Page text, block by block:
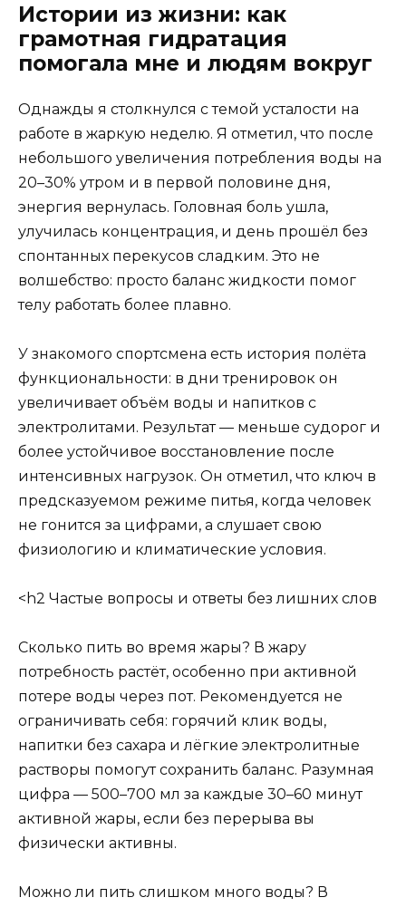
Истории из жизни: как
грамотная гидратация
помогала мне и людям вокруг
Однажды я столкнулся с темой усталости на
работе в жаркую неделю. Я отметил, что после
небольшого увеличения потребления воды на
20–30% утром и в первой половине дня,
энергия вернулась. Головная боль ушла,
улучилась концентрация, и день прошёл без
спонтанных перекусов сладким. Это не
волшебство: просто баланс жидкости помог
телу работать более плавно.
У знакомого спортсмена есть история полёта
функциональности: в дни тренировок он
увеличивает объём воды и напитков с
электролитами. Результат — меньше судорог и
более устойчивое восстановление после
интенсивных нагрузок. Он отметил, что ключ в
предсказуемом режиме питья, когда человек
не гонится за цифрами, а слушает свою
физиологию и климатические условия.
<h2 Частые вопросы и ответы без лишних слов
Сколько пить во время жары? В жару
потребность растёт, особенно при активной
потере воды через пот. Рекомендуется не
ограничивать себя: горячий клик воды,
напитки без сахара и лёгкие электролитные
растворы помогут сохранить баланс. Разумная
цифра — 500–700 мл за каждые 30–60 минут
активной жары, если без перерыва вы
физически активны.
Можно ли пить слишком много воды? В